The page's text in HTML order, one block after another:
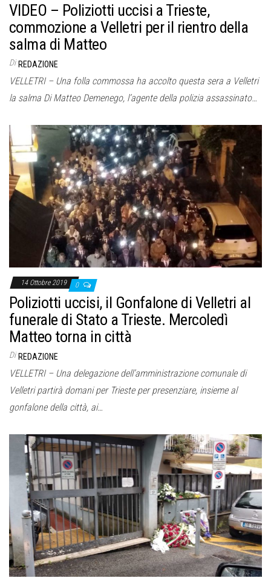
VIDEO – Poliziotti uccisi a Trieste,
commozione a Velletri per il rientro della
salma di Matteo
Di REDAZIONE
VELLETRI – Una folla commossa ha accolto questa sera a Velletri
la salma Di Matteo Demenego, l’agente della polizia assassinato…
14 Ottobre 2019 0
Poliziotti uccisi, il Gonfalone di Velletri al
funerale di Stato a Trieste. Mercoledì
Matteo torna in città
Di REDAZIONE
VELLETRI – Una delegazione dell’amministrazione comunale di
Velletri partirà domani per Trieste per presenziare, insieme al
gonfalone della città, ai…